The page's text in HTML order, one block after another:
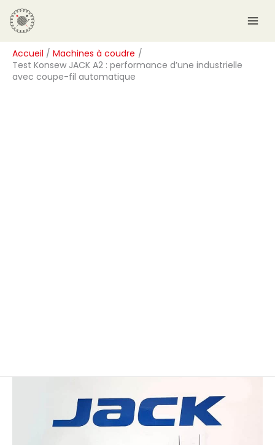
Aller
au
contenu
Accueil
Machines à coudre
Test Konsew JACK A2 : performance d’une industrielle
avec coupe-fil automatique
R
e
c
h
e